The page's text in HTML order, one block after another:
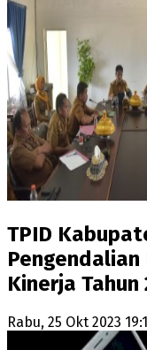
TPID
Kinerja Tahun
Rabu, 25 Okt 2023